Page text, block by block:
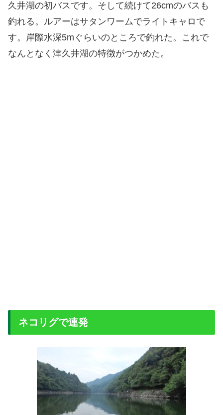
久井湖の初バスです。そして続けて26cmのバスも
釣れる。ルアーはサタンワームでライトキャロで
す。岸際水深5mぐらいのところで釣れた。これで
なんとなく津久井湖の特徴がつかめた。
ネコリグで連発